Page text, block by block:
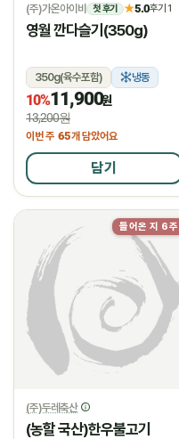
(주)가온아이비 첫 후기 ★5.0후기 1
영월 깐다슬기(350g)
350g(육수포함) 냉동
10%11,900원
13,200원
이번 주 65개 담았어요
담기
들어온 지 6주
(주)두레축산
(농할 국산)한우불고기